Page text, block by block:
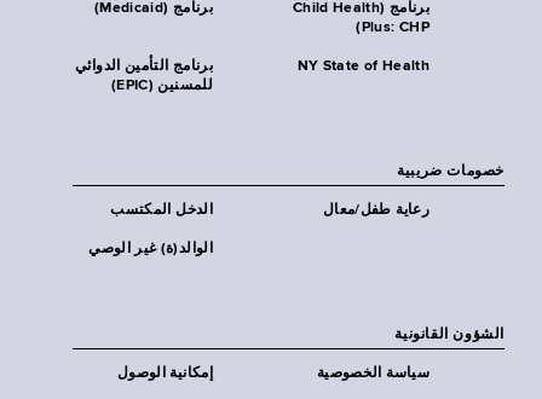
برنامج (Medicaid)
برنامج (Child Health
Plus: CHP)
برنامج التأمين الدوائي
للمسنين (EPIC)
NY State of Health
خصومات ضريبية
الدخل المكتسب رعاية طفل/معال
الوالد(ة) غير الوصي
الشؤون القانونية
إمكانية الوصول سياسة الخصوصية